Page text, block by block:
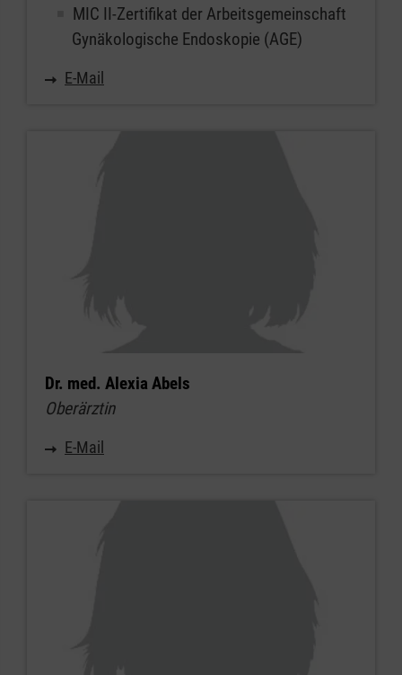
MIC II-Zertifikat der Arbeitsgemeinschaft
Gynäkologische Endoskopie (AGE)
E-Mail
Dr. med. Alexia Abels
Oberärztin
E-Mail